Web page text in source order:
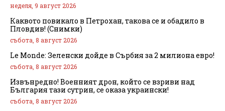
неделя, 9 август 2026
Каквото повикало в Петрохан, такова се и обадило в
Пловдив! (Снимки)
събота, 8 август 2026
Le Monde: Зеленски дойде в Сърбия за 2 милиона евро!
събота, 8 август 2026
Извънредно! Военният дрон, който се взриви над
България тази сутрин, се оказа украински!
събота, 8 август 2026